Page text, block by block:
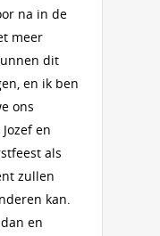
na in de
meer
dit
en ik ben
ons
en
als
zullen
kan.
en